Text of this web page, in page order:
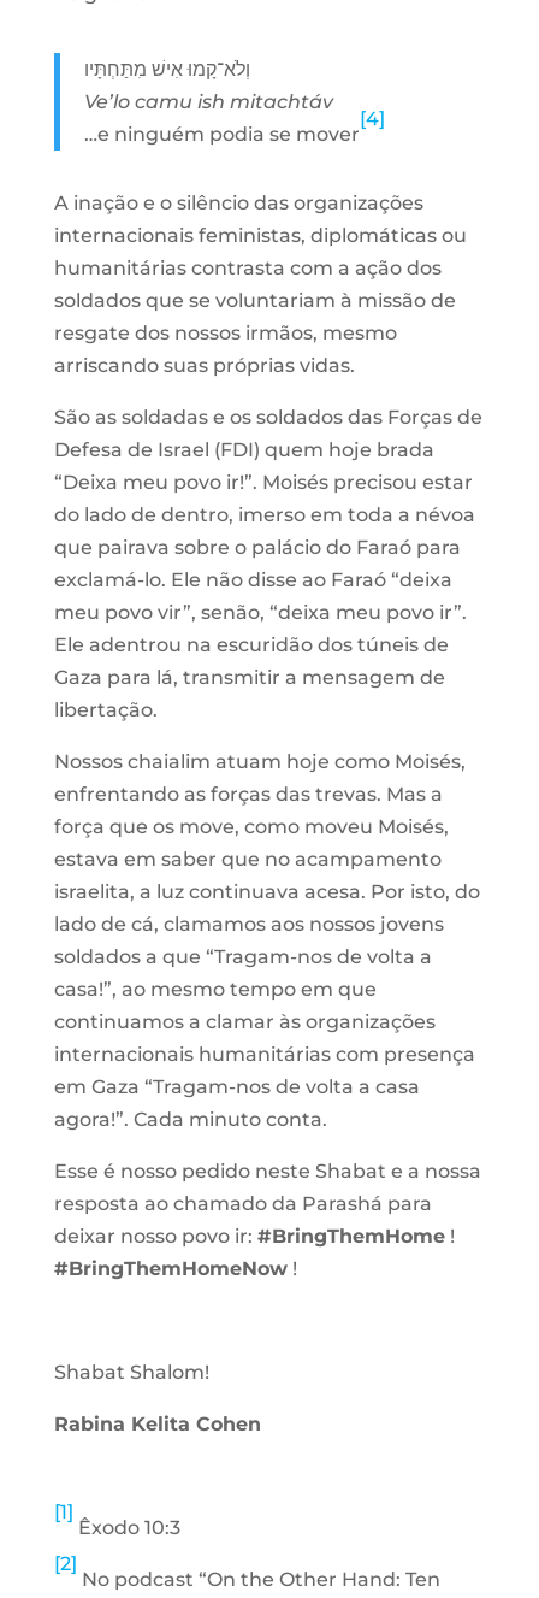
וְלֹא־קָמוּ אִישׁ מִתַּחְתָּיו
Ve’lo camu ish mitachtáv
…e ninguém podia se mover
[4]
A inação e o silêncio das organizações
internacionais feministas, diplomáticas ou
humanitárias contrasta com a ação dos
soldados que se voluntariam à missão de
resgate dos nossos irmãos, mesmo
arriscando suas próprias vidas.
São as soldadas e os soldados das Forças de
Defesa de Israel (FDI) quem hoje brada
“Deixa meu povo ir!”. Moisés precisou estar
do lado de dentro, imerso em toda a névoa
que pairava sobre o palácio do Faraó para
exclamá-lo. Ele não disse ao Faraó “deixa
meu povo vir”, senão, “deixa meu povo ir”.
Ele adentrou na escuridão dos túneis de
Gaza para lá, transmitir a mensagem de
libertação.
Nossos chaialim atuam hoje como Moisés,
enfrentando as forças das trevas. Mas a
força que os move, como moveu Moisés,
estava em saber que no acampamento
israelita, a luz continuava acesa. Por isto, do
lado de cá, clamamos aos nossos jovens
soldados a que “Tragam-nos de volta a
casa!”, ao mesmo tempo em que
continuamos a clamar às organizações
internacionais humanitárias com presença
em Gaza “Tragam-nos de volta a casa
agora!”. Cada minuto conta.
Esse é nosso pedido neste Shabat e a nossa
resposta ao chamado da Parashá para
deixar nosso povo ir: #BringThemHome!
#BringThemHomeNow!
Shabat Shalom!
Rabina Kelita Cohen
[1]
Êxodo 10:3
[2]
No podcast “On the Other Hand: Ten